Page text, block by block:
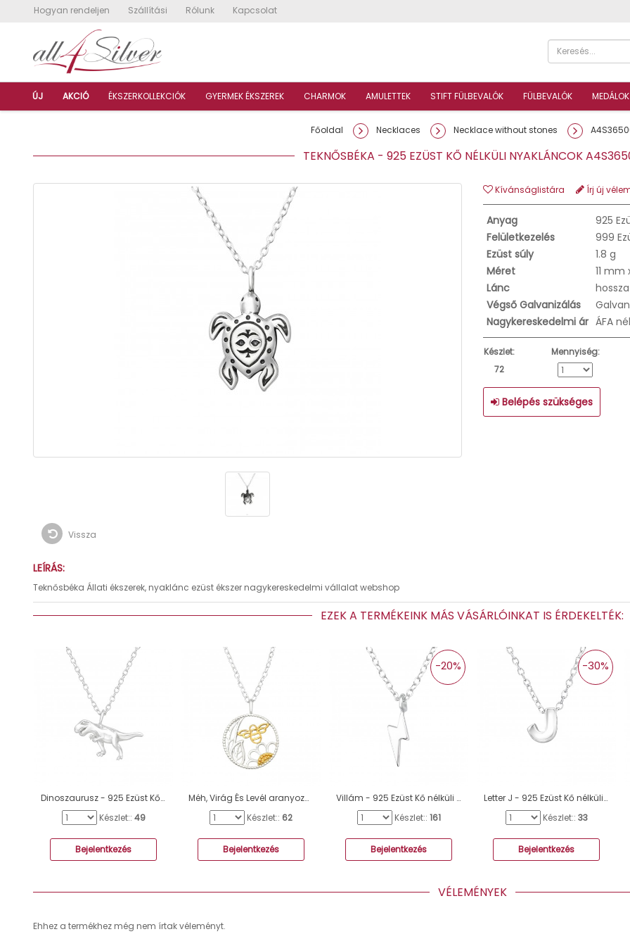
Hogyan rendeljen Szállítási Rólunk Kapcsolat
ÚJ AKCIÓ ÉKSZERKOLLEKCIÓK GYERMEK ÉKSZEREK CHARMOK AMULETTEK STIFT FÜLBEVALÓK FÜLBEVALÓK MEDÁLOK
Főoldal Necklaces Necklace without stones
TEKNŐSBÉKA - 925 EZÜST KŐ NÉLKÜLI NYAKLÁNCOK
Vissza
Kívánságlistára Írj új
Anyag
925
Felületkezelés
999
Ezüst súly
1.8 g
Méret
11 mm
Lánc
Végső Galvanizálás
Nagykereskedelmi ár ÁFA
Készlet:
72
Mennyiség:
Belépés szükséges
LEÍRÁS:
Teknősbéka Állati ékszerek, nyaklánc ezüst ékszer nagykereskedelmi vállalat webshop
EZEK A TERMÉKEINK MÁS VÁSÁRLÓINKAT IS ÉRDEKELTÉK:
Dinoszaurusz - 925 Ezüst Kő nélküli nyakláncok A4S44690
Készlet:: 49
Bejelentkezés
Méh, Virág És Levél aranyozott medál ezüst nyaklánc - 925 Ezüst Kő Nélküli Nyakláncok A4S46286
Készlet:: 62
Bejelentkezés
Villám - 925 Ezüst Kő nélküli nyakláncok A4S41097
-20%
Készlet:: 161
Bejelentkezés
Letter J - 925 Ezüst Kő nélküli nyakláncok A4S19956
-30%
Készlet:: 33
Bejelentkezés
VÉLEMÉNYEK
Ehhez a termékhez még nem írtak véleményt.